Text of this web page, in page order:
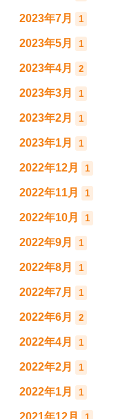
2023年7月 1
2023年5月 1
2023年4月 2
2023年3月 1
2023年2月 1
2023年1月 1
2022年12月 1
2022年11月 1
2022年10月 1
2022年9月 1
2022年8月 1
2022年7月 1
2022年6月 2
2022年4月 1
2022年2月 1
2022年1月 1
2021年12月